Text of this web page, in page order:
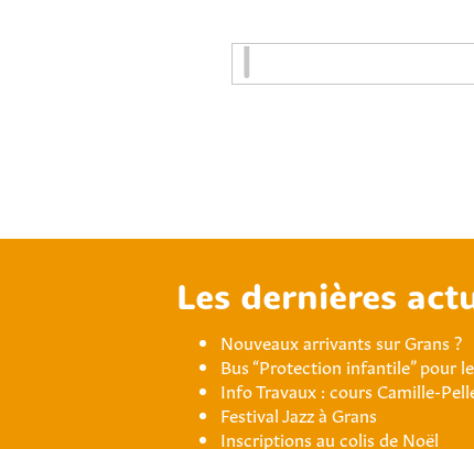
Les dernières
Nouveaux arrivants sur Grans ?
Bus “Protection infantile” pour
Info Travaux : cours Camille-
Festival Jazz à Grans
Inscriptions au colis de Noël